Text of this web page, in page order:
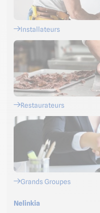
Installateurs
Restaurateurs
Grands Groupes
Nelinkia